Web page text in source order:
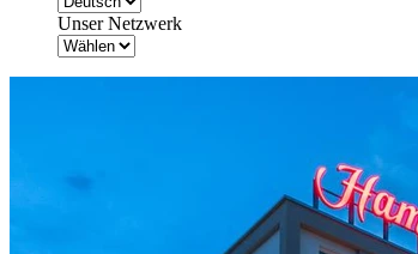
Unser Netzwerk